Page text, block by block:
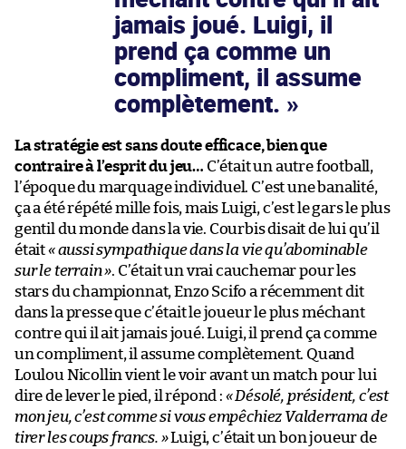
jamais joué. Luigi, il
prend ça comme un
compliment, il assume
complètement.
La stratégie est sans doute efficace, bien que
contraire à l’esprit du jeu… C’était un autre football,
l’époque du marquage individuel. C’est une banalité,
ça a été répété mille fois, mais Luigi, c’est le gars le plus
gentil du monde dans la vie. Courbis disait de lui qu’il
était« aussi sympathique dans la vie qu’abominable
sur le terrain ». C’était un vrai cauchemar pour les
stars du championnat, Enzo Scifo a récemment dit
dans la presse que c’était le joueur le plus méchant
contre qui il ait jamais joué. Luigi, il prend ça comme
un compliment, il assume complètement. Quand
Loulou Nicollin vient le voir avant un match pour lui
dire de lever le pied, il répond : « Désolé, président, c’est
mon jeu, c’est comme si vous empêchiez Valderrama de
tirer les coups francs. »Luigi, c’était un bon joueur de